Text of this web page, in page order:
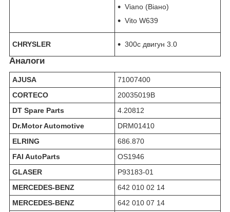
Viano (Віано)
Vito W639
CHRYSLER 300c двигун 3.0
Аналоги
AJUSA
71007400
CORTECO
20035019B
DT Spare Parts
4.20812
Dr.Motor Automotive
DRM01410
ELRING
686.870
FAI AutoParts
OS1946
GLASER
P93183-01
MERCEDES-BENZ
642 010 02 14
MERCEDES-BENZ
642 010 07 14